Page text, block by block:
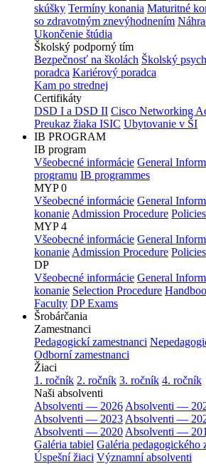
skúšky Termíny konania Maturitné
so zdravotným znevýhodnením
Ukončenie štúdia
Školský podporný tím
Bezpečnosť na školách Školský
poradca Kariérový poradca
Kam po strednej
Certifikáty
DSD I a DSD II Cisco Networking
Preukaz žiaka ISIC Ubytovanie v ŠI
IB PROGRAM
IB program
Všeobecné informácie General
programu IB programmes
MYP 0
Všeobecné informácie General
konanie Admission Procedure Policies
MYP 4
Všeobecné informácie General
konanie Admission Procedure Policies
DP
Všeobecné informácie General
konanie Selection Procedure
Faculty DP Exams
Šrobárčania
Zamestnanci
Pedagogickí zamestnanci
Odborní zamestnanci
Žiaci
1. ročník 2. ročník 3. ročník 4. ročník
Naši absolventi
Absolventi — 2026 Absolventi —
Absolventi — 2023 Absolventi —
Absolventi — 2020 Absolventi —
Galéria tabiel Galéria pedagogického
Úspešní žiaci Významní absolventi